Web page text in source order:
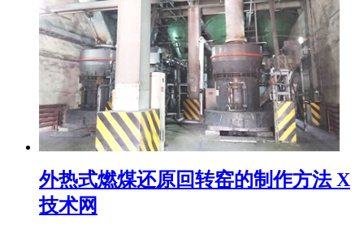
外热式燃煤还原回转窑的制作方法 X
技术网